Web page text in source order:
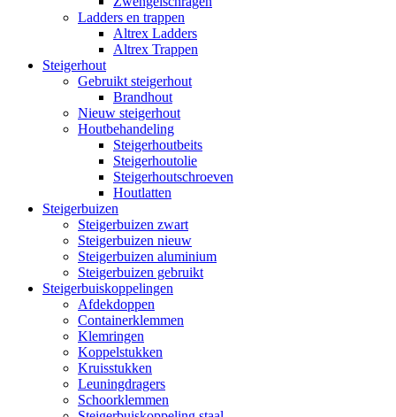
Ladders en trappen
Altrex Ladders
Altrex Trappen
Steigerhout
Gebruikt steigerhout
Brandhout
Nieuw steigerhout
Houtbehandeling
Steigerhoutbeits
Steigerhoutolie
Steigerhoutschroeven
Houtlatten
Steigerbuizen
Steigerbuizen zwart
Steigerbuizen nieuw
Steigerbuizen aluminium
Steigerbuizen gebruikt
Steigerbuiskoppelingen
Afdekdoppen
Containerklemmen
Klemringen
Koppelstukken
Kruisstukken
Leuningdragers
Schoorklemmen